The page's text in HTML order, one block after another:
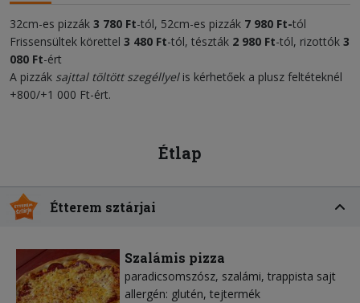
32cm-es pizzák 3 780 Ft-tól, 52cm-es pizzák 7 980 Ft-tól
Frissensültek körettel 3 480 Ft-tól, tészták 2 980 Ft-tól, rizottók 3
080 Ft-ért
A pizzák sajttal töltött szegéllyelis kérhetőek a plusz feltéteknél
+800/+1 000 Ft-ért.
Étlap
Étterem sztárjai
Szalámis pizza
paradicsomszósz szalámi trappista sajt
allergén: glutén, tejtermék